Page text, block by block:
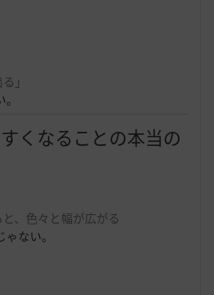
」
くなることの本当の
、色々と幅が広がる
ない。